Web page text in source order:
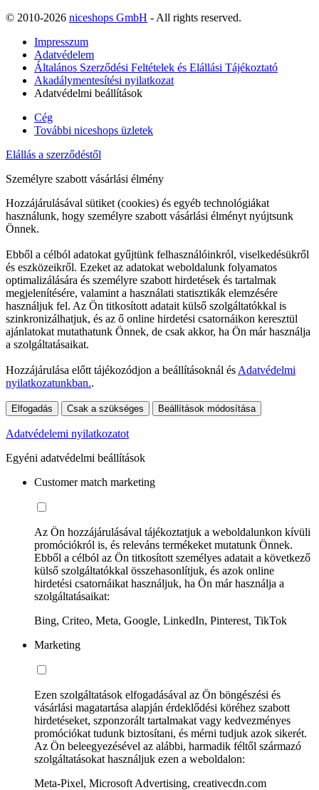
© 2010-2026 niceshops GmbH - All rights reserved.
Impresszum
Adatvédelem
Általános Szerződési Feltételek és Elállási Tájékoztató
Akadálymentesítési nyilatkozat
Adatvédelmi beállítások
Cég
További niceshops üzletek
Elállás a szerződéstől
Személyre szabott vásárlási élmény
Hozzájárulásával sütiket (cookies) és egyéb technológiákat
használunk, hogy személyre szabott vásárlási élményt nyújtsunk
Önnek.
Ebből a célból adatokat gyűjtünk felhasználóinkról, viselkedésükről
és eszközeikről. Ezeket az adatokat weboldalunk folyamatos
optimalizálására és személyre szabott hirdetések és tartalmak
megjelenítésére, valamint a használati statisztikák elemzésére
használjuk fel. Az Ön titkosított adatait külső szolgáltatókkal is
szinkronizálhatjuk, és az ő online hirdetési csatornáikon keresztül
ajánlatokat mutathatunk Önnek, de csak akkor, ha Ön már használja
a szolgáltatásaikat.
Hozzájárulása előtt tájékozódjon a beállításoknál és Adatvédelmi
nyilatkozatunkban..
Elfogadás Csak a szükséges Beállítások módosítása
Adatvédelemi nyilatkozatot
Egyéni adatvédelmi beállítások
Customer match marketing
Az Ön hozzájárulásával tájékoztatjuk a weboldalunkon kívüli
promóciókról is, és releváns termékeket mutatunk Önnek.
Ebből a célból az Ön titkosított személyes adatait a következő
külső szolgáltatókkal összehasonlítjuk, és azok online
hirdetési csatornáikat használjuk, ha Ön már használja a
szolgáltatásaikat:
Bing, Criteo, Meta, Google, LinkedIn, Pinterest, TikTok
Marketing
Ezen szolgáltatások elfogadásával az Ön böngészési és
vásárlási magatartása alapján érdeklődési köréhez szabott
hirdetéseket, szponzorált tartalmakat vagy kedvezményes
promóciókat tudunk biztosítani, és mérni tudjuk azok sikerét.
Az Ön beleegyezésével az alábbi, harmadik féltől származó
szolgáltatásokat használjuk ezen a weboldalon:
Meta-Pixel, Microsoft Advertising, creativecdn.com